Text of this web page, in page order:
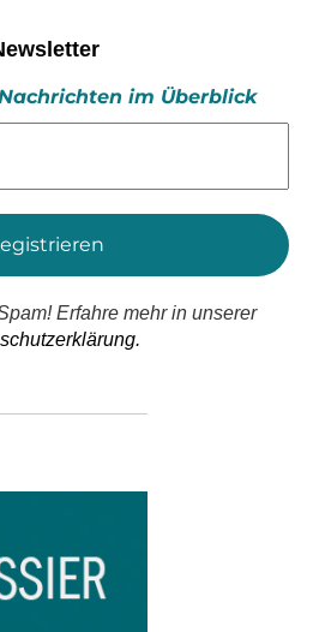
im Überblick
Erfahre mehr in unserer